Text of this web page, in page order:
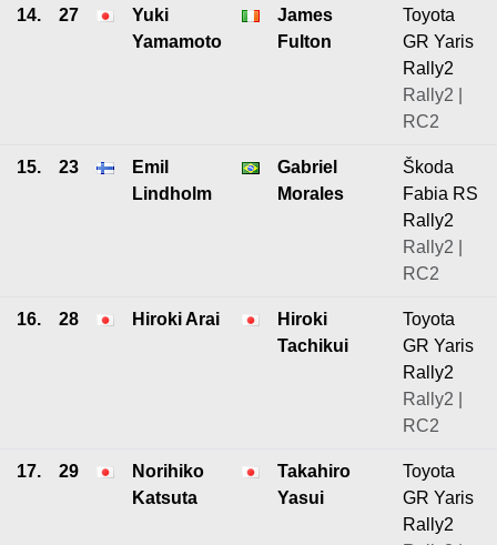
14. 27
Yuki
Yamamoto
James
Fulton
Toyota
GR Yaris
Rally2
Rally2 |
RC2
15. 23
Emil
Lindholm
Gabriel
Morales
Škoda
Fabia RS
Rally2
Rally2 |
RC2
16. 28 Hiroki Arai
Hiroki
Tachikui
Toyota
GR Yaris
Rally2
Rally2 |
RC2
17. 29
Norihiko
Katsuta
Takahiro
Yasui
Toyota
GR Yaris
Rally2